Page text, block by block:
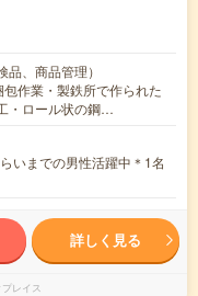
、商品管理）
包作業・製鉄所で作られた
・ロール状の鋼…
いまでの男性活躍中＊1名
詳しく見る
レイス